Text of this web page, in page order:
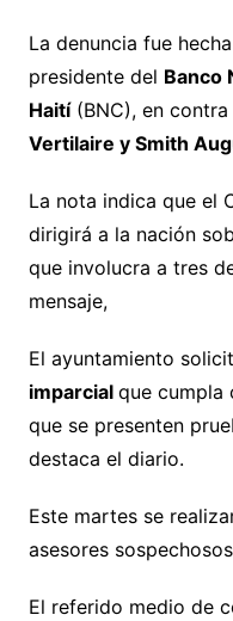
La denuncia fue
presidente del Banco
Haití(BNC), en contra
Vertilaire y Smith
La nota indica que el
dirigirá a la nación
que involucra a tres
mensaje,
El ayuntamiento
imparcial que cumpla
que se presenten
destaca el diario.
Este martes se
asesores
El referido medio de